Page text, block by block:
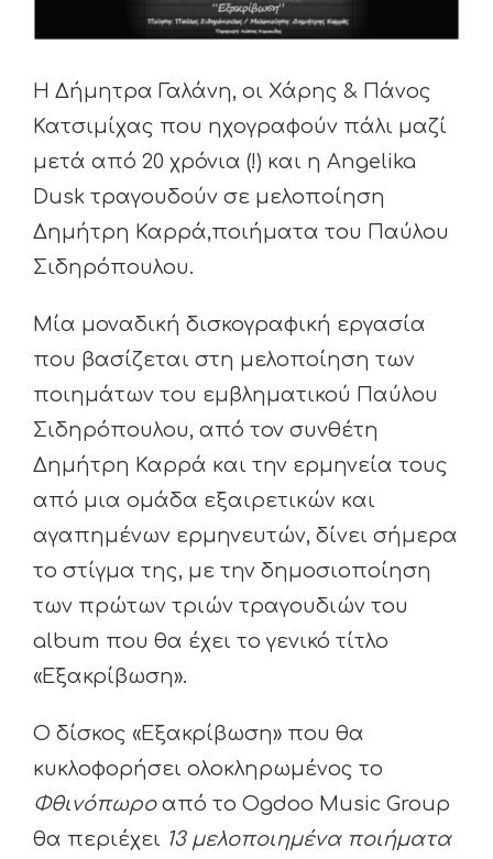
Η Δήμητρα Γαλάνη, οι Χάρης & Πάνος
Κατσιμίχας που ηχογραφούν πάλι μαζί
μετά από 20 χρόνια (!) και η Angelika
Dusk τραγουδούν σε μελοποίηση
Δημήτρη Καρρά,ποιήματα του Παύλου
Σιδηρόπουλου.
Μία μοναδική δισκογραφική εργασία
που βασίζεται στη μελοποίηση των
ποιημάτων του εμβληματικού Παύλου
Σιδηρόπουλου, από τον συνθέτη
Δημήτρη Καρρά και την ερμηνεία τους
από μια ομάδα εξαιρετικών και
αγαπημένων ερμηνευτών, δίνει σήμερα
το στίγμα της, με την δημοσιοποίηση
των πρώτων τριών τραγουδιών του
album που θα έχει το γενικό τίτλο
«Εξακρίβωση».
Ο δίσκος «Εξακρίβωση» που θα
κυκλοφορήσει ολοκληρωμένος το
Φθινόπωροαπό το Ogdoo Music Group
θα περιέχει 13 μελοποιημένα ποιήματα